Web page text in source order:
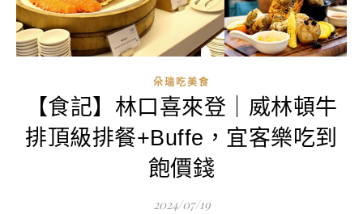
朵瑞吃美食
【食記】林口喜來登｜威林頓牛
排頂級排餐+Buffe，宜客樂吃到
飽價錢
2024/07/19